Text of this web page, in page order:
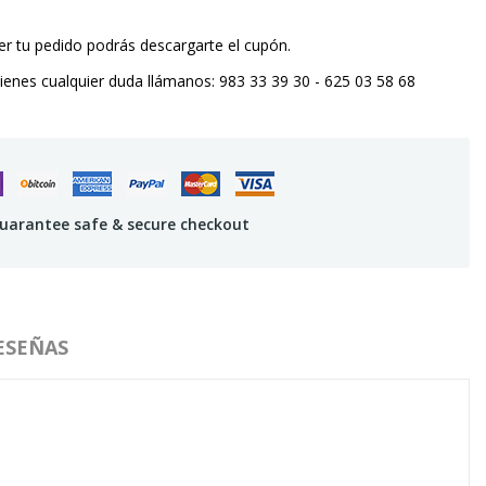
tu pedido podrás descargarte el cupón.
cualquier duda llámanos: 983 33 39 30 - 625 03 58 68
safe & secure checkout